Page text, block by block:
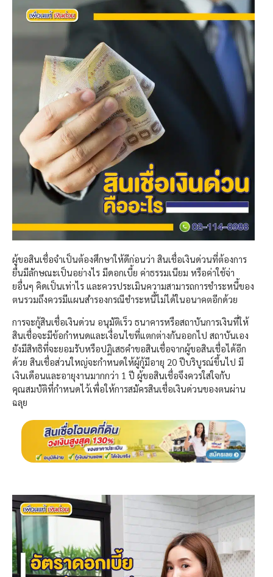
ผู้ขอสินเชื่อจำเป็นต้องศึกษาให้ดีก่อนว่า สินเชื่อเงินด่วนที่ต้องการ
ยื่นมีลักษณะเป็นอย่างไร มีดอกเบี้ย ค่าธรรมเนียม หรือค่าใช้จ่า
ยอื่นๆ คิดเป็นเท่าไร และควรประเมินความสามารถการชำระหนี้ของ
ตนรวมถึงควรมีแผนสำรองกรณีชำระหนี้ไม่ได้ในอนาคตอีกด้วย
การจะกู้สินเชื่อเงินด่วน อนุมัติเร็ว ธนาคารหรือสถาบันการเงินที่ให้
สินเชื่อจะมีข้อกำหนดและเงื่อนไขที่แตกต่างกันออกไป สถาบันเอง
ยังมีสิทธิที่จะยอมรับหรือปฏิเสธคำขอสินเชื่อจากผู้ขอสินเชื่อได้อีก
ด้วย สินเชื่อส่วนใหญ่จะกำหนดให้ผู้กู้มีอายุ 20 ปีบริบูรณ์ขึ้นไป มี
เงินเดือนและอายุงานมากกว่า 1 ปี ผู้ขอสินเชื่อจึงควรใส่ใจกับ
คุณสมบัติที่กำหนดไว้เพื่อให้การสมัครสินเชื่อเงินด่วนของตนผ่าน
ฉลุย